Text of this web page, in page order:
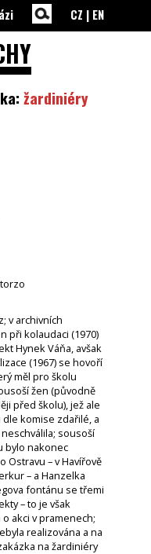
CZ | EN
žardiniéry
v archivních
při kolaudaci (1970)
Hynek Váňa, avšak
(1967) se hovoří
měl pro školu
žen (původně
před školu), jež ale
komise zdařilé, a
sousoší
bylo nakonec
Ostravu – v Havířově
– a Hanzelka
fontánu se třemi
– to je však
akci v pramenech;
realizována a na
na žardiniéry